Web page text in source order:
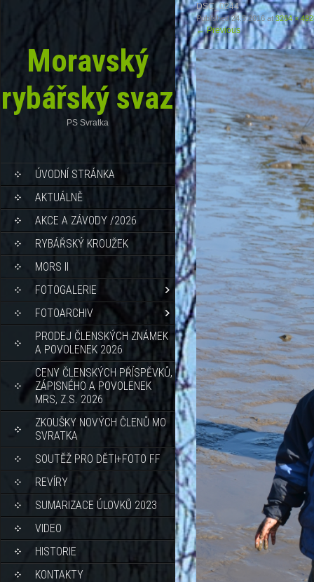
Moravský
rybářský svaz
PS Svratka
ÚVODNÍ STRÁNKA
AKTUÁLNĚ
AKCE A ZÁVODY /2026
RYBÁŘSKÝ KROUŽEK
MORS II
FOTOGALERIE
FOTOARCHIV
PRODEJ ČLENSKÝCH ZNÁMEK
A POVOLENEK 2026
CENY ČLENSKÝCH PŘÍSPĚVKŮ,
ZÁPISNÉHO A POVOLENEK
MRS, Z.S. 2026
ZKOUŠKY NOVÝCH ČLENŮ MO
SVRATKA
SOUTĚŽ PRO DĚTI+FOTO FF
REVÍRY
SUMARIZACE ÚLOVKŮ 2023
VIDEO
HISTORIE
KONTAKTY
DSC_0244
Published24.5.2016at3264 ×
←Previous